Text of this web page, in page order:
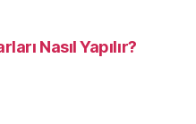
Nasıl Yapılır?